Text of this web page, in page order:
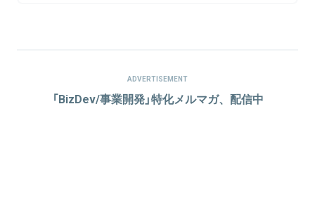
ADVERTISEMENT
「BizDev/事業開発」特化メルマガ、配信中